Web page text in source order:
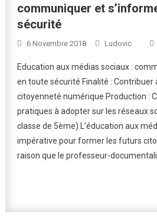
communiquer et
sécurité
6 Novembre 2018 Ludovic
Education aux médias sociaux :
en toute sécurité Finalité : Contribuer
citoyenneté numérique Production :
pratiques à adopter sur les réseaux
classe de 5ème) L’éducation aux
impérative pour former les futurs
raison que le professeur-